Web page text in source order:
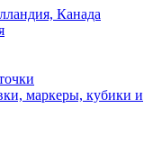
Канада
маркеры, кубики и